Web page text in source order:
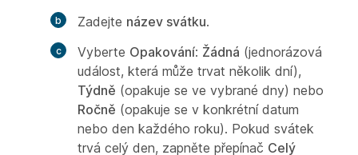
Zadejte název svátku.
Vyberte Opakování: Žádná (jednorázová
událost, která může trvat několik dní),
Týdně (opakuje se ve vybrané dny) nebo
Ročně (opakuje se v konkrétní datum
nebo den každého roku). Pokud svátek
trvá celý den, zapněte přepínač Celý